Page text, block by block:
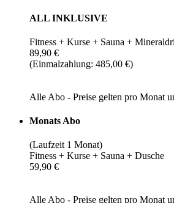
ALL INKLUSIVE
Fitness + Kurse + Sauna +
89,90 €
(Einmalzahlung: 485,00 €)
Alle Abo - Preise gelten pro Monat
Monats Abo
(Laufzeit 1 Monat)
Fitness + Kurse + Sauna + Dusche
59,90 €
Alle Abo - Preise gelten pro Monat